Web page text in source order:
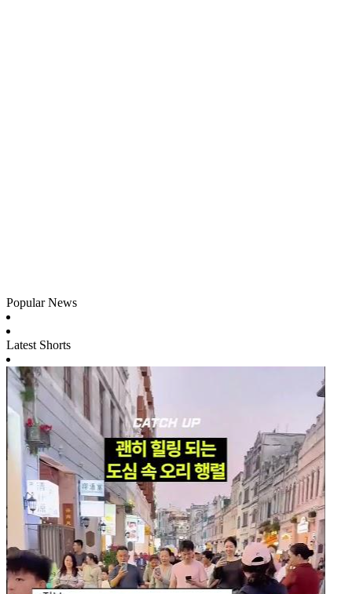
Popular News
Latest Shorts